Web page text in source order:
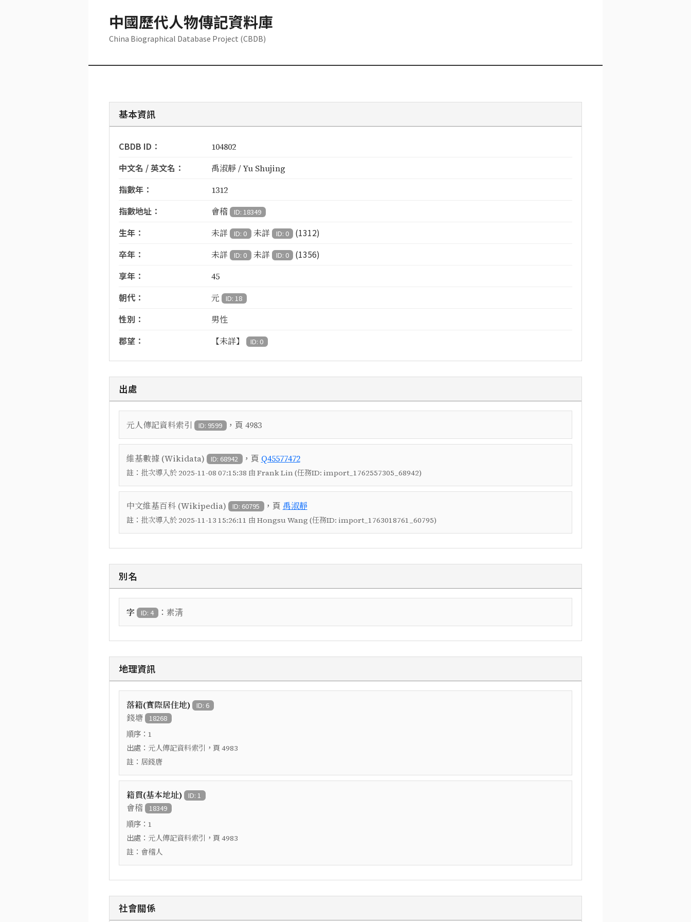
中國歷代人物傳記資料庫
China Biographical Database Project (CBDB)
基本資訊
CBDB ID： 104802
中文名 / 英文名： 禹淑靜 / Yu Shujing
指數年： 1312
指數地址： 會稽 ID: 18349
生年： 未詳 ID: 0 未詳 ID: 0
(1312)
卒年：
未詳 ID: 0 未詳 ID: 0
(1356)
享年：
45
朝代： 元 ID: 18
性別： 男性
郡望： 【未詳】 ID: 0
出處
元人傳記資料索引 ID: 9599 ，頁 4983
維基數據 (Wikidata) ID: 68942 ，頁 Q45577472
註： 批次導入於 2025-11-08 07:15:38 由 Frank Lin (任務ID: import_1762557305_68942)
中文維基百科 (Wikipedia) ID: 60795 ，頁 禹淑靜
註： 批次導入於 2025-11-13 15:26:11 由 Hongsu Wang (任務ID: import_1763018761_60795)
別名
字 ID: 4 ： 素淸
地理資訊
落籍(實際居住地) ID: 6
錢塘 18268
順序： 1
出處： 元人傳記資料索引 ，頁 4983
註： 居錢唐
籍貫(基本地址) ID: 1
會稽 18349
順序： 1
出處： 元人傳記資料索引 ，頁 4983
註： 會稽人
社會關係